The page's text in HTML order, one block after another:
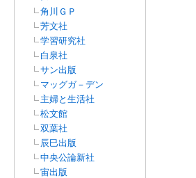
角川ＧＰ
芳文社
学習研究社
白泉社
サン出版
マッグガ－デン
主婦と生活社
松文館
双葉社
辰巳出版
中央公論新社
宙出版